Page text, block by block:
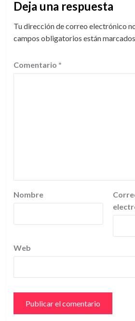
Deja una respuesta
Tu dirección de correo electrónico
campos obligatorios están
Comentario *
Nombre
Web